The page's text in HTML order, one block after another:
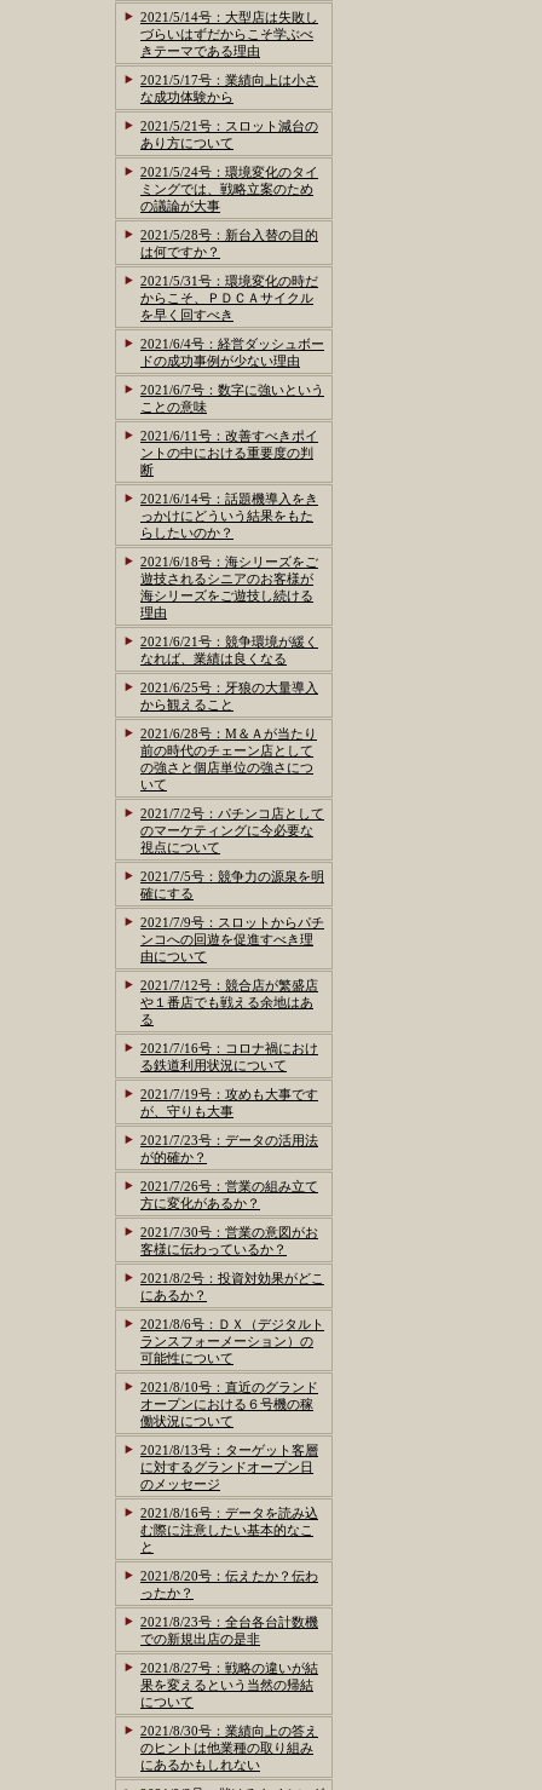
2021/5/14号：大型店は失敗し
づらいはずだからこそ学ぶべ
きテーマである理由
2021/5/17号：業績向上は小さ
な成功体験から
2021/5/21号：スロット減台の
あり方について
2021/5/24号：環境変化のタイ
ミングでは、戦略立案のため
の議論が大事
2021/5/28号：新台入替の目的
は何ですか？
2021/5/31号：環境変化の時だ
からこそ、ＰＤＣＡサイクル
を早く回すべき
2021/6/4号：経営ダッシュボー
ドの成功事例が少ない理由
2021/6/7号：数字に強いという
ことの意味
2021/6/11号：改善すべきポイ
ントの中における重要度の判
断
2021/6/14号：話題機導入をき
っかけにどういう結果をもた
らしたいのか？
2021/6/18号：海シリーズをご
遊技されるシニアのお客様が
海シリーズをご遊技し続ける
理由
2021/6/21号：競争環境が緩く
なれば、業績は良くなる
2021/6/25号：牙狼の大量導入
から観えること
2021/6/28号：M＆Ａが当たり
前の時代のチェーン店として
の強さと個店単位の強さにつ
いて
2021/7/2号：パチンコ店として
のマーケティングに今必要な
視点について
2021/7/5号：競争力の源泉を明
確にする
2021/7/9号：スロットからパチ
ンコへの回遊を促進すべき理
由について
2021/7/12号：競合店が繁盛店
や１番店でも戦える余地はあ
る
2021/7/16号：コロナ禍におけ
る鉄道利用状況について
2021/7/19号：攻めも大事です
が、守りも大事
2021/7/23号：データの活用法
が的確か？
2021/7/26号：営業の組み立て
方に変化があるか？
2021/7/30号：営業の意図がお
客様に伝わっているか？
2021/8/2号：投資対効果がどこ
にあるか？
2021/8/6号：ＤＸ（デジタルト
ランスフォーメーション）の
可能性について
2021/8/10号：直近のグランド
オープンにおける６号機の稼
働状況について
2021/8/13号：ターゲット客層
に対するグランドオープン日
のメッセージ
2021/8/16号：データを読み込
む際に注意したい基本的なこ
と
2021/8/20号：伝えたか？伝わ
ったか？
2021/8/23号：全台各台計数機
での新規出店の是非
2021/8/27号：戦略の違いが結
果を変えるという当然の帰結
について
2021/8/30号：業績向上の答え
のヒントは他業種の取り組み
にあるかもしれない